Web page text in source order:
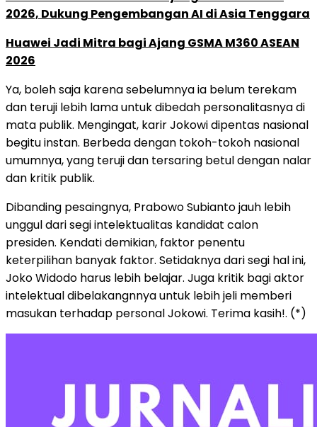
2026, Dukung Pengembangan AI di Asia Tenggara
Huawei Jadi Mitra bagi Ajang GSMA M360 ASEAN
2026
Ya, boleh saja karena sebelumnya ia belum terekam
dan teruji lebih lama untuk dibedah personalitasnya di
mata publik. Mengingat, karir Jokowi dipentas nasional
begitu instan. Berbeda dengan tokoh-tokoh nasional
umumnya, yang teruji dan tersaring betul dengan nalar
dan kritik publik.
Dibanding pesaingnya, Prabowo Subianto jauh lebih
unggul dari segi intelektualitas kandidat calon
presiden. Kendati demikian, faktor penentu
keterpilihan banyak faktor. Setidaknya dari segi hal ini,
Joko Widodo harus lebih belajar. Juga kritik bagi aktor
intelektual dibelakangnnya untuk lebih jeli memberi
masukan terhadap personal Jokowi. Terima kasih!. (*)